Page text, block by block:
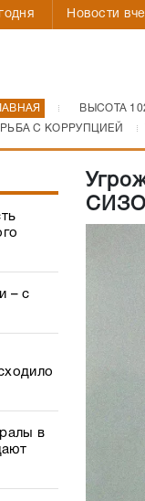
Новости
ВЫСОТА
С КОРРУПЦИЕЙ
– с
в